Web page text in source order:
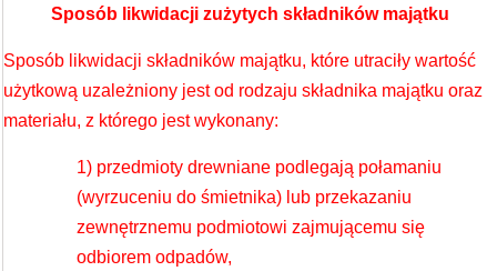
Sposób likwidacji zużytych składników majątku
Sposób likwidacji składników majątku, które utraciły wartość
użytkową uzależniony jest od rodzaju składnika majątku oraz
materiału, z którego jest wykonany:
1) przedmioty drewniane podlegają połamaniu
(wyrzuceniu do śmietnika) lub przekazaniu
zewnętrznemu podmiotowi zajmującemu się
odbiorem odpadów,